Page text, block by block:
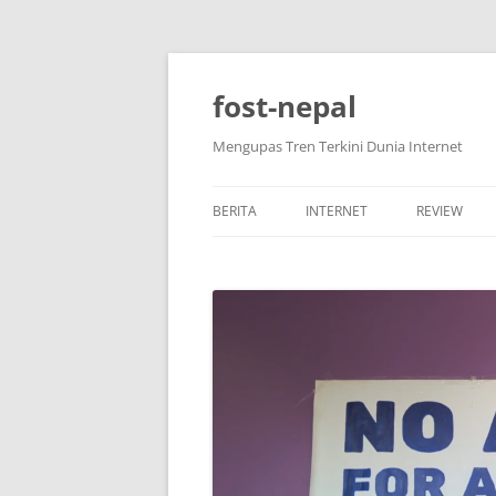
Skip
content
fost-nepal
Mengupas Tren Terkini Dunia Internet
BERITA INTERNET REVIEW